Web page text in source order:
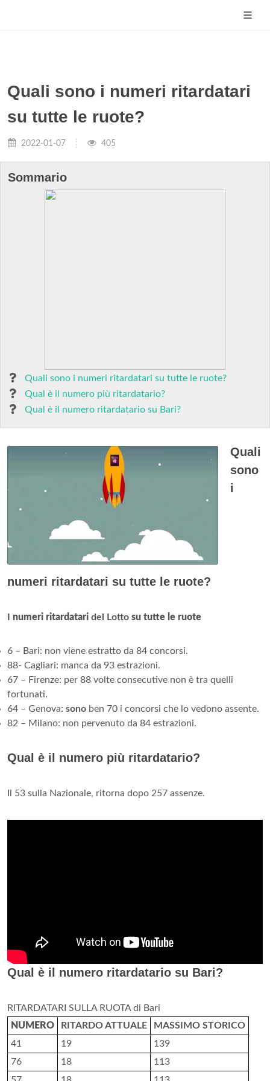
Quali sono i numeri ritardatari
su tutte le ruote?
2022-01-07 405
Sommario
Quali sono i numeri ritardatari su tutte le ruote?
Qual è il numero più ritardatario?
Qual è il numero ritardatario su Bari?
Quali
sono
i
numeri ritardatari su tutte le ruote?
numeri ritardatari del Lotto su tutte le ruote
6 – Bari: non viene estratto da 84 concorsi.
88- Cagliari: manca da 93 estrazioni.
67 – Firenze: per 88 volte consecutive non è tra quelli
fortunati.
64 – Genova: sono ben 70 i concorsi che lo vedono assente.
82 – Milano: non pervenuto da 84 estrazioni.
Qual è il numero più ritardatario?
Il 53 sulla Nazionale, ritorna dopo 257 assenze.
Qual è il numero ritardatario su Bari?
RITARDATARI SULLA RUOTA di Bari
NUMERO
RITARDO ATTUALE
MASSIMO STORICO
41
19
139
76
18
113